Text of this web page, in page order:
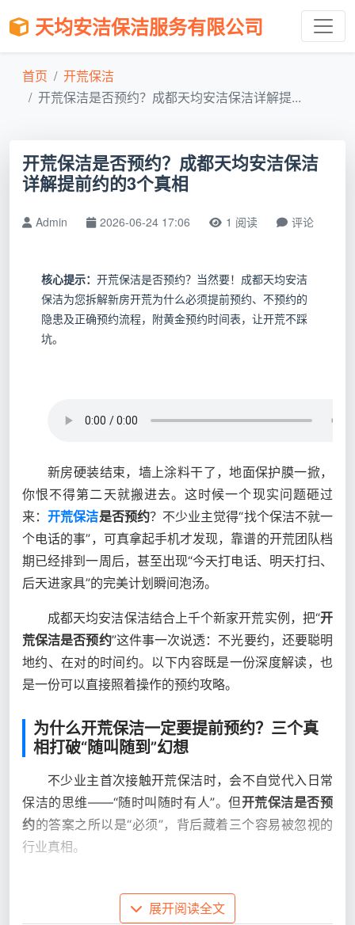
天均安洁保洁服务有限公司
首页
开荒保洁
开荒保洁是否预约？成都天均安洁保洁详解提...
开荒保洁是否预约？成都天均安洁保洁
详解提前约的3个真相
Admin 2026-06-24 17:06 1 阅读 评论
核心提示： 开荒保洁是否预约？当然要！成都天均安洁
保洁为您拆解新房开荒为什么必须提前预约、不预约的
隐患及正确预约流程，附黄金预约时间表，让开荒不踩
坑。
新房硬装结束，墙上涂料干了，地面保护膜一掀，
你恨不得第二天就搬进去。这时候一个现实问题砸过
来：开荒保洁是否预约？不少业主觉得“找个保洁不就一
个电话的事”，可真拿起手机才发现，靠谱的开荒团队档
期已经排到一周后，甚至出现“今天打电话、明天打扫、
后天进家具”的完美计划瞬间泡汤。
成都天均安洁保洁结合上千个新家开荒实例，把“开
荒保洁是否预约”这件事一次说透：不光要约，还要聪明
地约、在对的时间约。以下内容既是一份深度解读，也
是一份可以直接照着操作的预约攻略。
为什么开荒保洁一定要提前预约？三个真
相打破“随叫随到”幻想
不少业主首次接触开荒保洁时，会不自觉代入日常
保洁的思维——“随时叫随时有人”。但开荒保洁是否预
约的答案之所以是“必须”，背后藏着三个容易被忽视的
行业真相。
日常保洁处理的是生活灰尘，开荒保洁要面对的是
展开阅读全文